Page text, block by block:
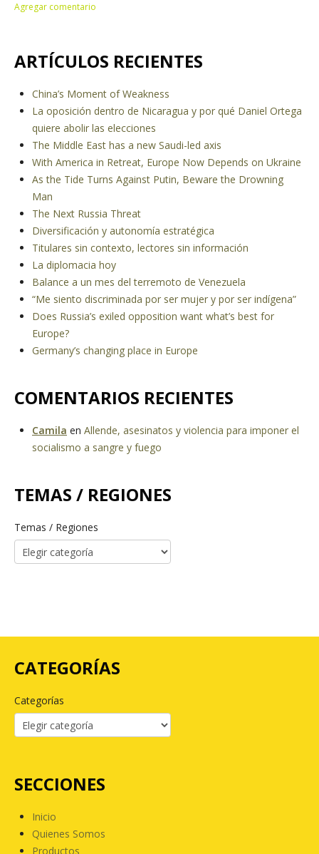
ARTÍCULOS RECIENTES
China’s Moment of Weakness
La oposición dentro de Nicaragua y por qué Daniel Ortega
quiere abolir las elecciones
The Middle East has a new Saudi-led axis
With America in Retreat, Europe Now Depends on Ukraine
As the Tide Turns Against Putin, Beware the Drowning
Man
The Next Russia Threat
Diversificación y autonomía estratégica
Titulares sin contexto, lectores sin información
La diplomacia hoy
Balance a un mes del terremoto de Venezuela
“Me siento discriminada por ser mujer y por ser indígena”
Does Russia’s exiled opposition want what’s best for
Europe?
Germany’s changing place in Europe
COMENTARIOS RECIENTES
Camila en Allende, asesinatos y violencia para imponer el
socialismo a sangre y fuego
TEMAS / REGIONES
Temas / Regiones
CATEGORÍAS
Categorías
SECCIONES
Inicio
Quienes Somos
Productos